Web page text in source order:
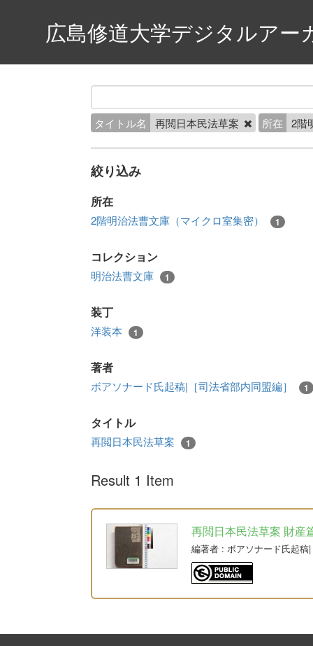
広島修道大学デジタルアー
タイトル名 再閲日本民法草案 所在 2階
絞り込み
所在
2階明治法曹文庫（マイクロ室集密） 1
コレクション
明治法曹文庫 1
装丁
洋装本 1
著者
ボアソナード氏起稿|［司法省部内同盟編］ 1
タイトル
再閲日本民法草案 1
Result 1 Item
再閲日本民法草案 財産
編著者 : ボアソナード氏起稿